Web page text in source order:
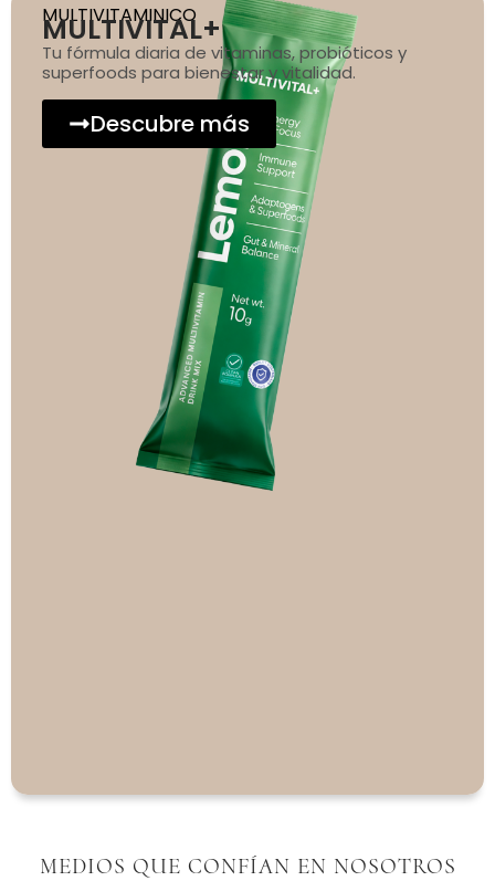
MULTIVITAMINICO
MULTIVITAL+
Tu fórmula diaria de vitaminas, probióticos y
superfoods para bienestar y vitalidad.
Descubre más
MEDIOS QUE CONFÍAN EN NOSOTROS